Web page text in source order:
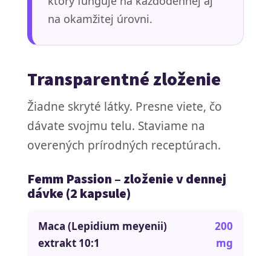
na okamžitej úrovni.
Transparentné zloženie
Žiadne skryté látky. Presne viete, čo
dávate svojmu telu. Staviame na
overených prírodných receptúrach.
Femm Passion – zloženie v dennej
dávke (2 kapsule)
Maca (Lepidium meyenii)
extrakt 10:1
200
mg